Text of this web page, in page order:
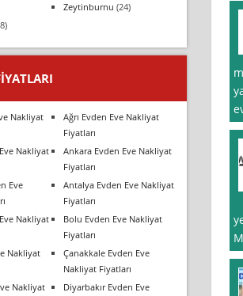
Zeytinburnu (24)
Nakliyat
Ağrı Evden Eve Nakliyat
Fiyatları
Nakliyat
Ankara Evden Eve Nakliyat
Fiyatları
Eve
Antalya Evden Eve Nakliyat
Fiyatları
Nakliyat
Bolu Evden Eve Nakliyat
Fiyatları
Nakliyat
Çanakkale Evden Eve
Nakliyat Fiyatları
Nakliyat
Diyarbakır Evden Eve